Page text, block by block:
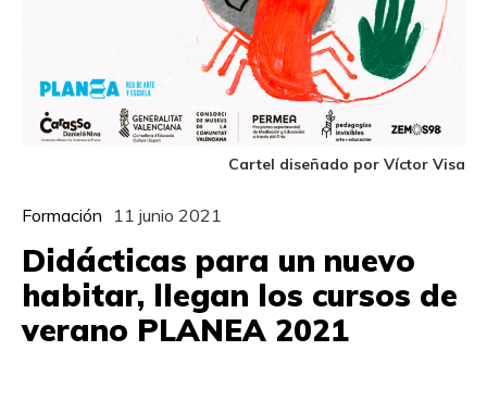
Cartel diseñado por Víctor Visa
Formación 11 junio 2021
Didácticas para un nuevo
habitar, llegan los cursos de
verano PLANEA 2021